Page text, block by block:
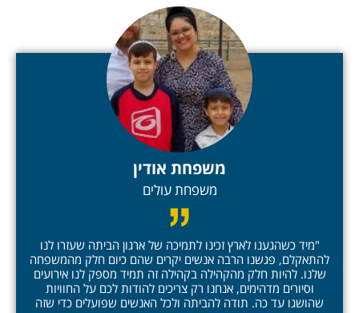
משפחת אודין
משפחת עולים
"מיד כשהגענו לארץ זכינו לתמיכה של ארגון הביתה שעזרו לנו
להתאקלם, פגשנו הרבה אנשים יקרים שהם כיום חלק מהמשפחה
שלנו. להיות חלק מהקהילה בקהילה זה תמיד מספק לנו אירועים
וסיורים מדהימים, אנחנו רק צריכים להודות לכם על החוויות
שהושגו עד כה. תודה להביתה ולכל האנשים שפועלים כדי שזה